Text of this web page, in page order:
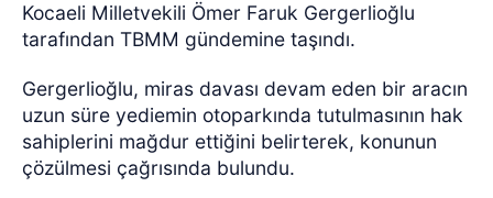
Kocaeli Milletvekili Ömer Faruk Gergerlioğlu
tarafından TBMM gündemine taşındı.
Gergerlioğlu, miras davası devam eden bir aracın
uzun süre yediemin otoparkında tutulmasının hak
sahiplerini mağdur ettiğini belirterek, konunun
çözülmesi çağrısında bulundu.